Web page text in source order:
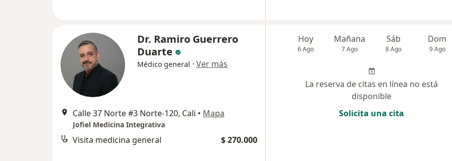
Dr. Ramiro Guerrero
Duarte
Médico general · Ver más
Calle 37 Norte #3 Norte-120, Cali • Mapa
Jofiel Medicina Integrativa
Visita medicina general $ 270.000
Hoy
6 Ago
Mañana
7 Ago
Sáb
8 Ago
Dom
9 Ago
La reserva de citas en línea no está
disponible
Solicita una cita